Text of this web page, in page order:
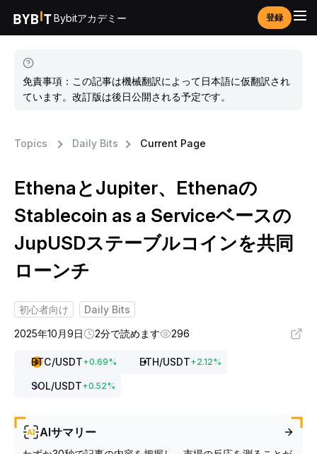
Bybitアカデミー 登録
免責事項：この記事は機械翻訳によって日本語に仮翻訳され
ています。改訂版は後日公開される予定です。
Topics Daily Bits Current Page
EthenaとJupiter、Ethenaの
Stablecoin as a Serviceベースの
JupUSDステーブルコインを共同
ローンチ
初心者向け
Daily Bits
2025年10月9日
2分で読めます 296
BTC/USDT+0.69% ETH/USDT+2.12%
SOL/USDT+0.52%
AIサマリー